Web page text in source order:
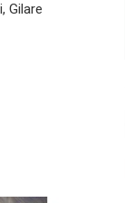
Gilarе